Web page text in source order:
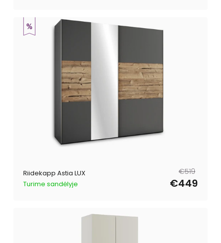
Riidekapp Astia LUX
Turime sandėlyje
Tavahind
€519
Müügihind
€449